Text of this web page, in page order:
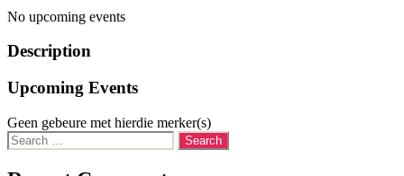
No upcoming events
Description
Upcoming Events
Geen gebeure met hierdie merker(s)
Search
for: